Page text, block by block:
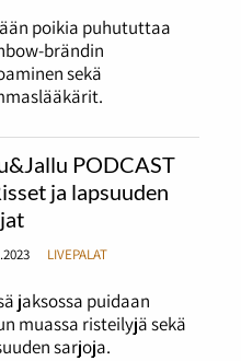
poikia puhututtaa
brändin
sekä
PODCAST
ja lapsuuden
LIVEPALAT
jaksossa puidaan
muassa risteilyjä sekä
sarjoja.